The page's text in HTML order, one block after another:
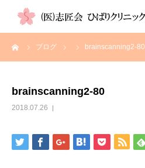
ブログ brainscanning2-80
brainscanning2-80
2018.07.26
TOP
画像検査紹介